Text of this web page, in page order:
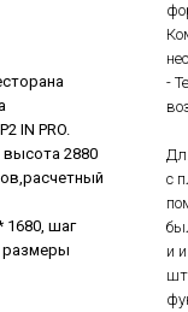
-
с
и
IN PRO.
2880
1680, шаг
размеры